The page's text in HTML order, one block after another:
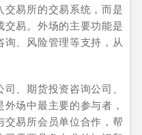
易所的交易系统，而是
易。外场的主要功能是
、风险管理等支持，从
、期货投资咨询公司、
场中最主要的参与者，
交易所会员单位合作，帮